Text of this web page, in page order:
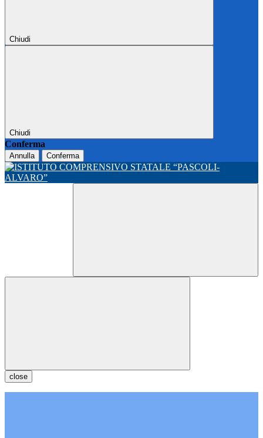
Chiudi
Chiudi
Conferma
Annulla Conferma
close